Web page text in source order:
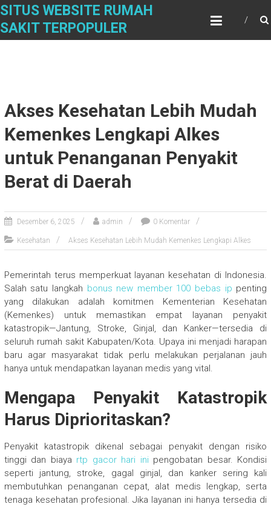
Skip
content
SITUS WEBSITE RUMAH
SAKIT TERPOPULER
Akses Kesehatan Lebih Mudah
Kemenkes Lengkapi Alkes
untuk Penanganan Penyakit
Berat di Daerah
Desember 6, 2025 admin 0 Komentar
Kesehatan Akses Kesehatan Lebih Mudah Kemenkes Lengkapi Alkes
Pemerintah terus memperkuat layanan kesehatan di Indonesia.
Salah satu langkah bonus new member 100 bebas ip penting
yang dilakukan adalah komitmen Kementerian Kesehatan
(Kemenkes) untuk memastikan empat layanan penyakit
katastropik—Jantung, Stroke, Ginjal, dan Kanker—tersedia di
seluruh rumah sakit Kabupaten/Kota. Upaya ini menjadi harapan
baru agar masyarakat tidak perlu melakukan perjalanan jauh
hanya untuk mendapatkan layanan medis yang vital.
Mengapa Penyakit Katastropik
Harus Diprioritaskan?
Penyakit katastropik dikenal sebagai penyakit dengan risiko
tinggi dan biaya rtp gacor hari inipengobatan besar. Kondisi
seperti jantung, stroke, gagal ginjal, dan kanker sering kali
membutuhkan penanganan cepat, alat medis lengkap, serta
tenaga kesehatan profesional. Jika layanan ini hanya tersedia di